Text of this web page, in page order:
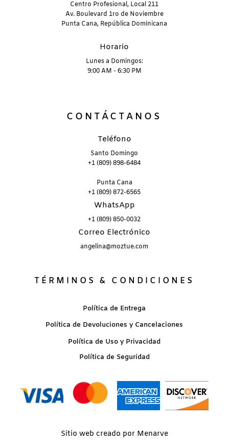
Centro Profesional, Local 211
Av. Boulevard 1ro de Noviembre
Punta Cana, República Dominicana
Horario
Lunes a Domingos:
9:00 AM - 6:30 PM
CONTÁCTANOS
Teléfono
Santo Domingo
+1 (809) 898-6484
Punta Cana
+1 (809) 872-6565
WhatsApp
+1 (809) 850-0032
Correo Electrónico
angelina@moztue.com
TÉRMINOS & CONDICIONES
Política de Entrega
Política de Devoluciones y Cancelaciones
Política de Uso y Privacidad
Política de Seguridad
Sitio web creado por Menarve